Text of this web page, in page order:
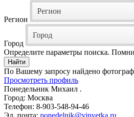
Регион
Регион
Город
Город
Определите параметры поиска.
По Вашему запросу найдено
Просмотреть профиль
Понедельник Михаил .
Город: Москва
Телефон: 8-903-548-94-46
Эл. почта: ponedelnik@vinyetka.ru